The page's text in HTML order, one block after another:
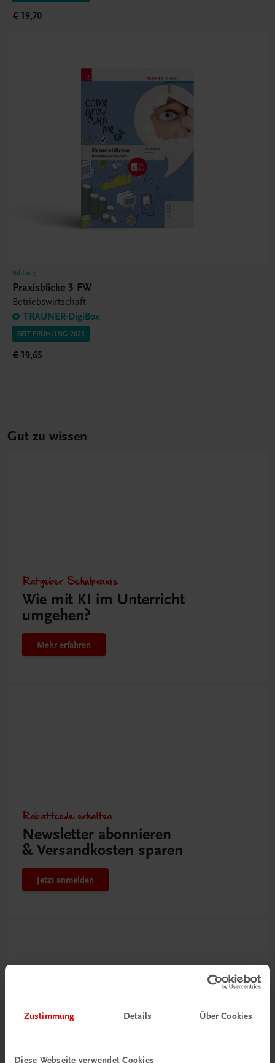
Zustimmung Details Über Cookies
Diese Webseite verwendet Cookies
€ 19,70
Bildung
Praxisblicke 3 FW
Betriebswirtschaft
TRAUNER-DigiBox
SEIT FRÜHLING 2025
€ 19,65
Gut zu wissen
Ratgeber Schulpraxis
Wie mit KI im Unterricht
umgehen?
Mehr erfahren
Rabattcode erhalten
Newsletter abonnieren
& Versandkosten sparen
Jetzt anmelden